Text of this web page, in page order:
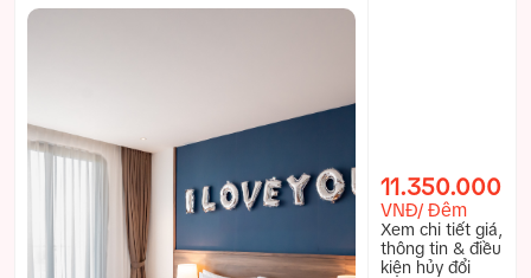
11.350.000
VNĐ/ Đêm
Xem chi tiết giá,
thông tin & điều
kiện hủy đổi